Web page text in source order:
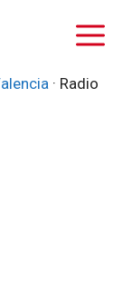
· Radio